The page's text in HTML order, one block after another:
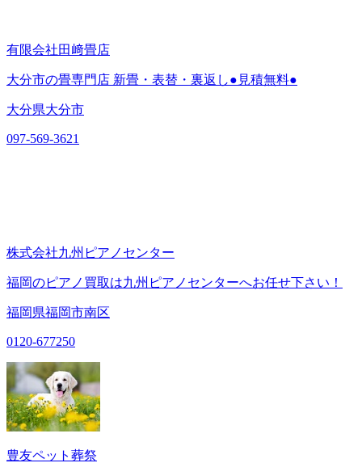
有限会社田﨑畳店
大分市の畳専門店 新畳・表替・裏返し●見積無料●
大分県大分市
097-569-3621
株式会社九州ピアノセンター
福岡のピアノ買取は九州ピアノセンターへお任せ下さい！
福岡県福岡市南区
0120-677250
豊友ペット葬祭